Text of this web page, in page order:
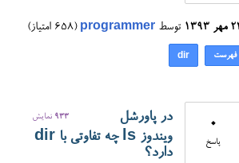
توسط programmer
(
658 امتیاز)
فهرست dir
0
پاسخ
933 نمایش
در پاورشل
ویندوز ls چه تفاوتی با dir
دارد؟